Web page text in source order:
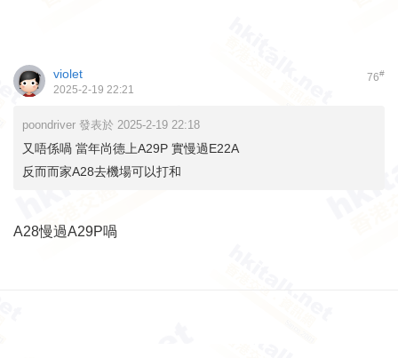
76#
violet
2025-2-19 22:21
poondriver 發表於 2025-2-19 22:18
又唔係喎 當年尚德上A29P 實慢過E22A
反而而家A28去機場可以打和
A28慢過A29P喎